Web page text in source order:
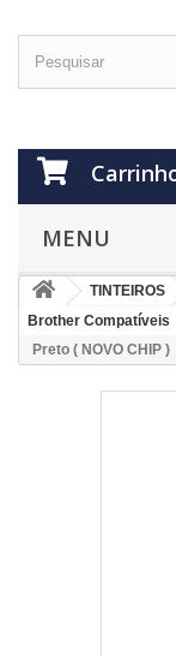
MENU
TINTEIROS
Brother Compatíveis
Preto ( NOVO CHIP )